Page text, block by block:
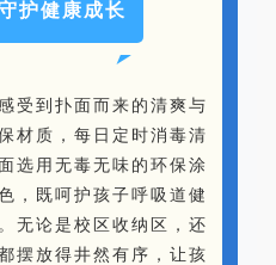
护健康成长
受到扑面而来的清爽与
材质，每日定时消毒清
选用无毒无味的环保涂
，既呵护孩子呼吸道健
无论是校区收纳区，还
摆放得井然有序，让孩